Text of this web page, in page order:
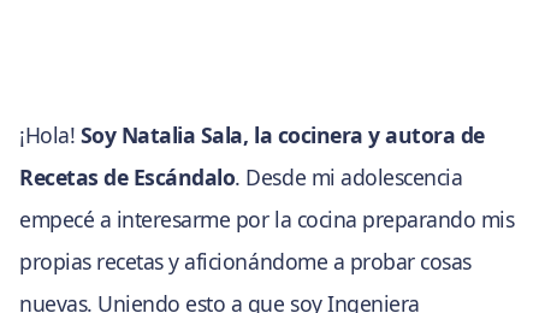
¡Hola! Soy Natalia Sala, la cocinera y autora de
Recetas de Escándalo. Desde mi adolescencia
empecé a interesarme por la cocina preparando mis
propias recetas y aficionándome a probar cosas
nuevas. Uniendo esto a que soy Ingeniera